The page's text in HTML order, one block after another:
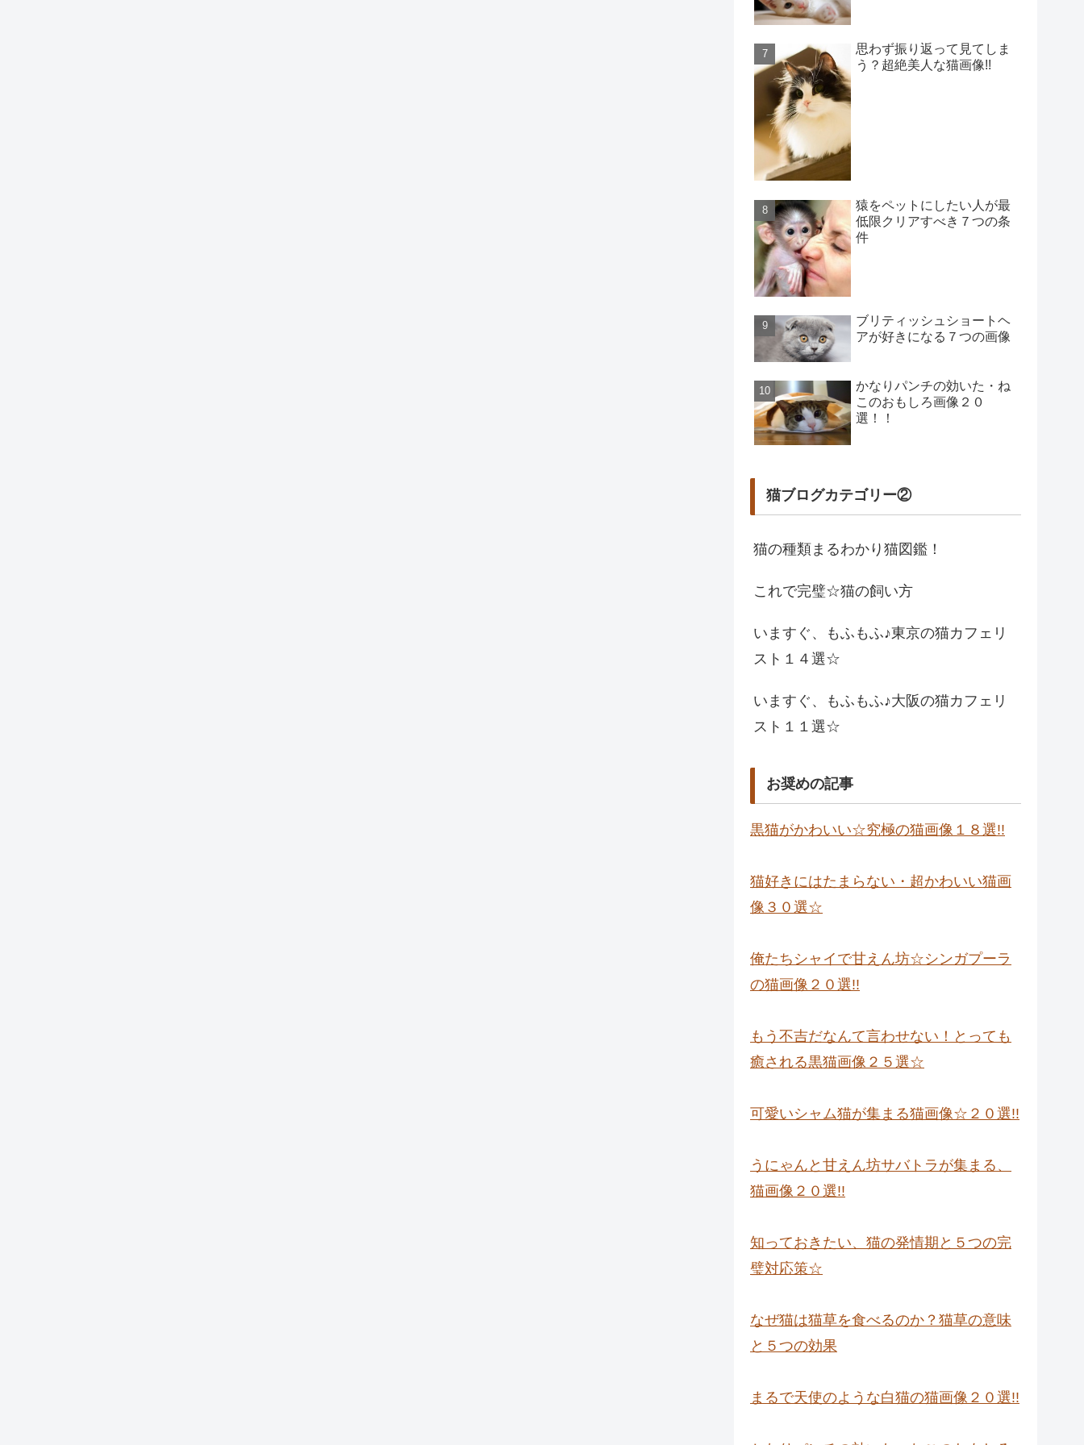
思わず振り返って見てしま
う？超絶美人な猫画像!!
猿をペットにしたい人が最
低限クリアすべき７つの条
件
ブリティッシュショートヘ
アが好きになる７つの画像
かなりパンチの効いた・ね
このおもしろ画像２０
選！！
猫ブログカテゴリー②
猫の種類まるわかり猫図鑑！
これで完璧☆猫の飼い方
いますぐ、もふもふ♪東京の猫カフェリ
スト１４選☆
いますぐ、もふもふ♪大阪の猫カフェリ
スト１１選☆
お奨めの記事
黒猫がかわいい☆究極の猫画像１８選!!
猫好きにはたまらない・超かわいい猫画
像３０選☆
俺たちシャイで甘えん坊☆シンガプーラ
の猫画像２０選!!
もう不吉だなんて言わせない！とっても
癒される黒猫画像２５選☆
可愛いシャム猫が集まる猫画像☆２０選!!
うにゃんと甘えん坊サバトラが集まる、
猫画像２０選!!
知っておきたい、猫の発情期と５つの完
璧対応策☆
なぜ猫は猫草を食べるのか？猫草の意味
と５つの効果
まるで天使のような白猫の猫画像２０選!!